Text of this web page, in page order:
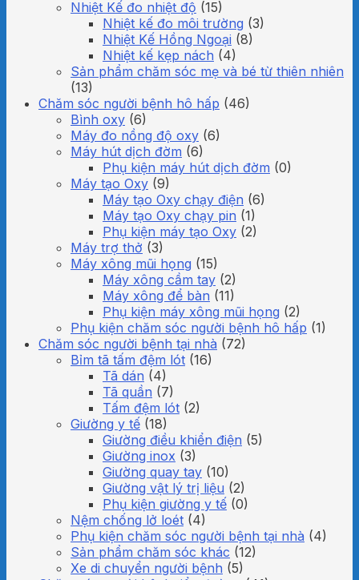
Nhiệt Kế đo nhiệt độ (15)
Nhiệt kế đo môi trường (3)
Nhiệt Kế Hồng Ngoại (8)
Nhiệt kế kẹp nách (4)
Sản phẩm chăm sóc mẹ và bé từ thiên nhiên
(13)
Chăm sóc người bệnh hô hấp (46)
Bình oxy (6)
Máy đo nồng độ oxy (6)
Máy hút dịch đờm (6)
Phụ kiện máy hút dịch đờm (0)
Máy tạo Oxy (9)
Máy tạo Oxy chạy điện (6)
Máy tạo Oxy chạy pin (1)
Phụ kiện máy tạo Oxy (2)
Máy trợ thở (3)
Máy xông mũi họng (15)
Máy xông cầm tay (2)
Máy xông để bàn (11)
Phụ kiện máy xông mũi họng (2)
Phụ kiện chăm sóc người bệnh hô hấp (1)
Chăm sóc người bệnh tại nhà (72)
Bỉm tã tấm đệm lót (16)
Tã dán (4)
Tã quần (7)
Tấm đệm lót (2)
Giường y tế (18)
Giường điều khiển điện (5)
Giường inox (3)
Giường quay tay (10)
Giường vật lý trị liệu (2)
Phụ kiện giường y tế (0)
Nệm chống lở loét (4)
Phụ kiện chăm sóc người bệnh tại nhà (4)
Sản phẩm chăm sóc khác (12)
Xe di chuyển người bệnh (5)